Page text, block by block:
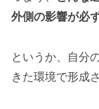
外側の影響が必
というか、自分
きた環境で形成